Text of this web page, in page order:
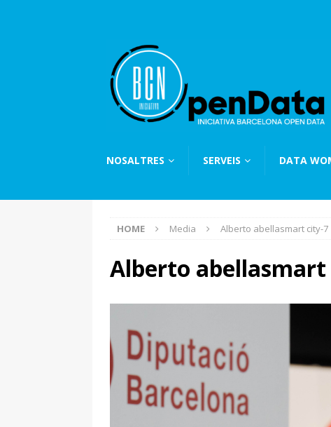
NOSALTRES SERVEIS DATA
HOME Media Alberto abellasmart city-7
Alberto